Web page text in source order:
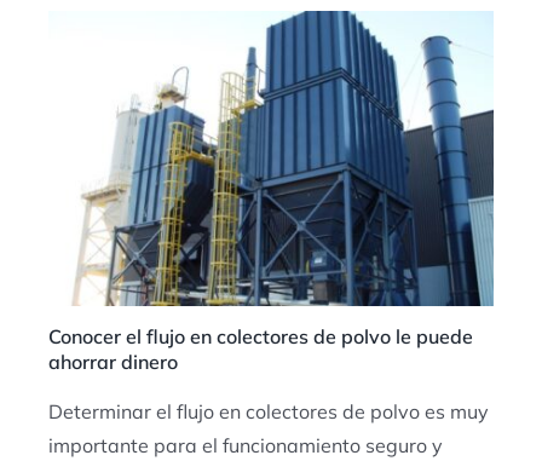
Conocer el flujo en colectores de polvo le puede
ahorrar dinero
Determinar el flujo en colectores de polvo es muy
importante para el funcionamiento seguro y